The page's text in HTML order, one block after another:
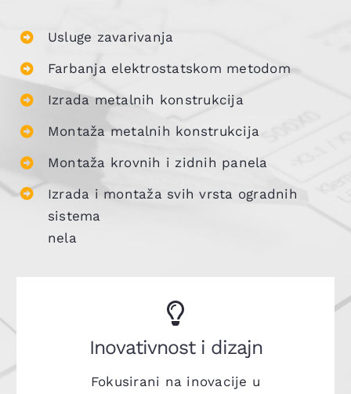
Usluge zavarivanja
Farbanja elektrostatskom metodom
Izrada metalnih konstrukcija
Montaža metalnih konstrukcija
Montaža krovnih i zidnih panela
Izrada i montaža svih vrsta ogradnih
sistema
nela
Inovativnost i dizajn
Fokusirani na inovacije u